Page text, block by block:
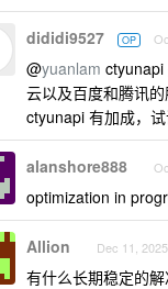
dididi9527 OP
@yuanlam ctyunapi
云以及百度和腾讯
ctyunapi 有加成，
alanshore888
optimization in
Allion Dec 11, 2025
有什么长期稳定的